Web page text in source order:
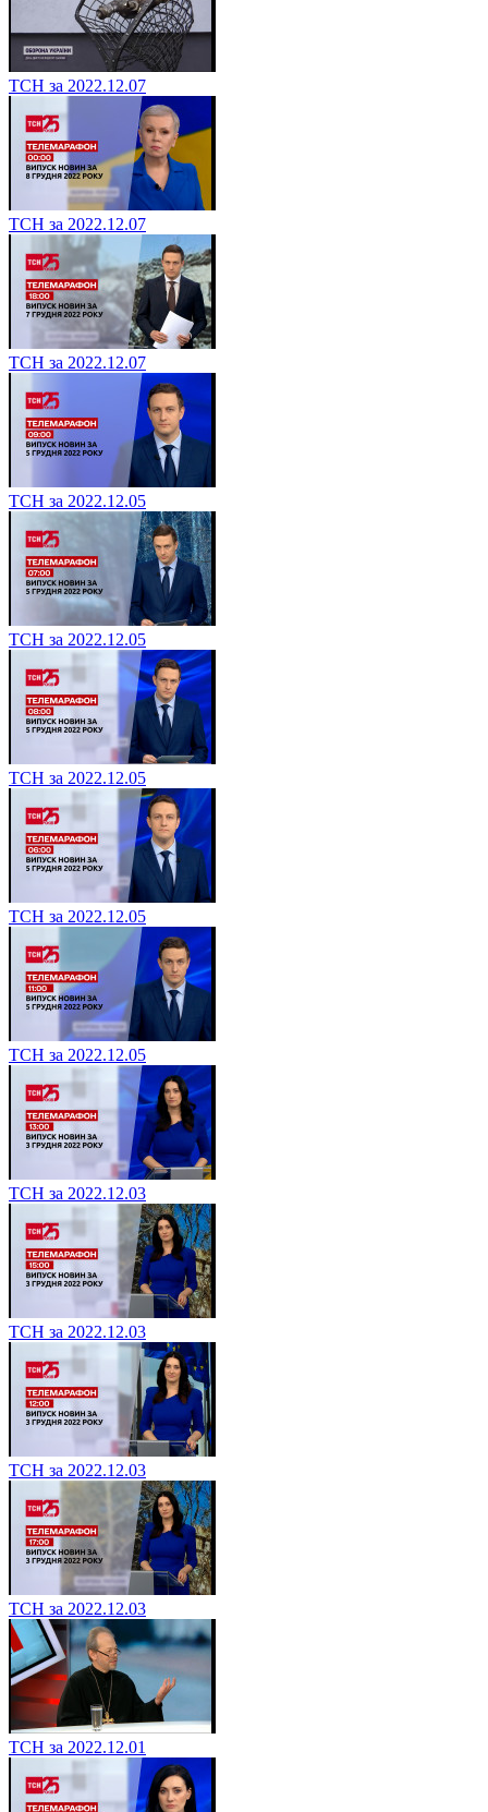
ТСН за 2022.12.07
ТСН за 2022.12.07
ТСН за 2022.12.07
ТСН за 2022.12.05
ТСН за 2022.12.05
ТСН за 2022.12.05
ТСН за 2022.12.05
ТСН за 2022.12.05
ТСН за 2022.12.03
ТСН за 2022.12.03
ТСН за 2022.12.03
ТСН за 2022.12.03
ТСН за 2022.12.01